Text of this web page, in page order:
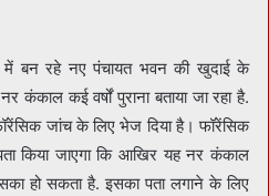
में बन रहे नए पंचायत भवन की खुदाई के
कंकाल कई वर्षों पुराना बताया जा रहा है.
जांच के लिए भेज दिया है। फॉरेंसिक
किया जाएगा कि आखिर यह नर कंकाल
हो सकता है. इसका पता लगाने के लिए